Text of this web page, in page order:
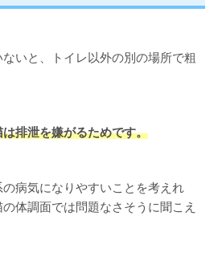
いと、トイレ以外の別の場所で粗
排泄を嫌がるためです。
病気になりやすいことを考えれ
体調面では問題なさそうに聞こえ